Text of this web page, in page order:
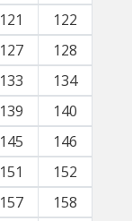
121
122
127
128
133
134
139
140
145
146
151
152
157
158